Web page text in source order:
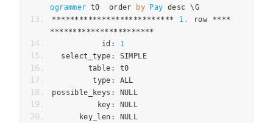
ogrammer t0  order by Pay desc \G
***************************
1. row ****
***********************
           id
:
1
  select_type
:
SIMPLE
        table
:
t0
         type
:
ALL
possible_keys :
NULL
          key
:
NULL
      key_len
:
NULL